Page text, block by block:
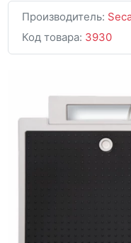
Производитель:
Код товара: 3930